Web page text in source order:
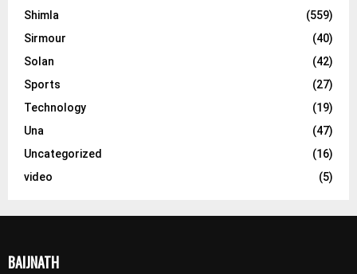
Shimla
(559)
Sirmour
(40)
Solan
(42)
Sports
(27)
Technology
(19)
Una
(47)
Uncategorized
(16)
video
(5)
BAIJNATH